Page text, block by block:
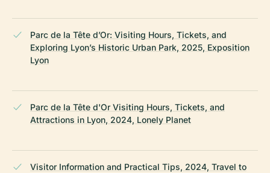
Parc de la Tête d’Or: Visiting Hours, Tickets, and
Exploring Lyon’s Historic Urban Park, 2025, Exposition
Lyon
Parc de la Tête d'Or Visiting Hours, Tickets, and
Attractions in Lyon, 2024, Lonely Planet
Visitor Information and Practical Tips, 2024, Travel to